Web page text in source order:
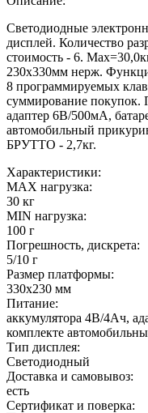
Светодиодные
дисплей. Количество
стоимость - 6.
230х330мм нерж.
8 программируемых
суммирование покупок.
адаптер 6В/500мА,
автомобильный
БРУТТО - 2,7кг.
Характеристики:
MAX нагрузка:
30 кг
MIN нагрузка:
100 г
Погрешность, дискрета:
5/10 г
Размер платформы:
330х230 мм
Питание:
аккумулятора 4В/4Ач,
комплекте
Тип дисплея:
Светодиодный
Доставка и самовывоз:
есть
Сертификат и поверка: